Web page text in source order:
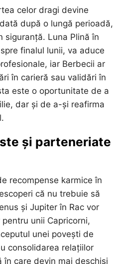
celor dragi devine
după o lungă perioadă,
siguranță. Luna Plină în
finalul lunii, va aduce
iar Berbecii ar
în carieră sau validări în
este o oportunitate de a
dar și de a-și reafirma
și parteneriate
recompense karmice în
că nu trebuie să
și Jupiter în Rac vor
unii Capricorni,
unei povești de
consolidarea relațiilor
în care devin mai deschiși